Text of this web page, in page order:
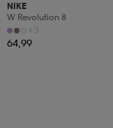
NIKE
W Revolution 8
+3
64,99